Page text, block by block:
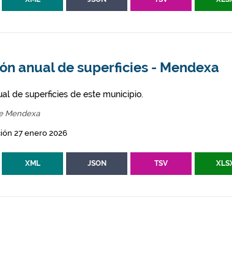
anual de superficies - Mendexa
de superficies de este municipio.
Mendexa
27 enero 2026
XML JSON TSV